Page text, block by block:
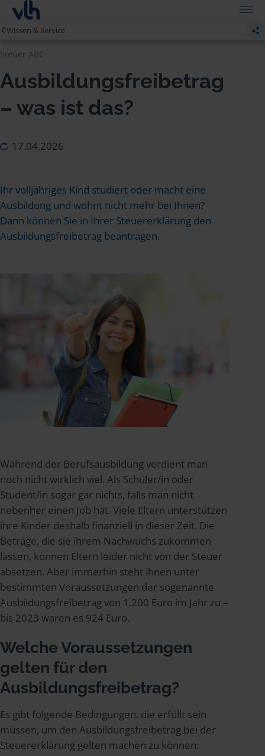
Wissen & Service
Steuer ABC
Ausbildungsfreibetrag
– was ist das?
17.04.2026
Ihr volljähriges Kind studiert oder macht eine
Ausbildung und wohnt nicht mehr bei Ihnen?
Dann können Sie in Ihrer Steuererklärung den
Ausbildungsfreibetrag beantragen.
Während der Berufsausbildung verdient man
noch nicht wirklich viel. Als Schüler/in oder
Student/in sogar gar nichts, falls man nicht
nebenher einen Job hat. Viele Eltern unterstützen
ihre Kinder deshalb finanziell in dieser Zeit. Die
Beträge, die sie ihrem Nachwuchs zukommen
lassen, können Eltern leider nicht von der Steuer
absetzen. Aber immerhin steht ihnen unter
bestimmten Voraussetzungen der sogenannte
Ausbildungsfreibetrag von 1.200 Euro im Jahr zu –
bis 2023 waren es 924 Euro.
Welche Voraussetzungen
gelten für den
Ausbildungsfreibetrag?
Es gibt folgende Bedingungen, die erfüllt sein
müssen, um den Ausbildungsfreibetrag bei der
Steuererklärung gelten machen zu können: